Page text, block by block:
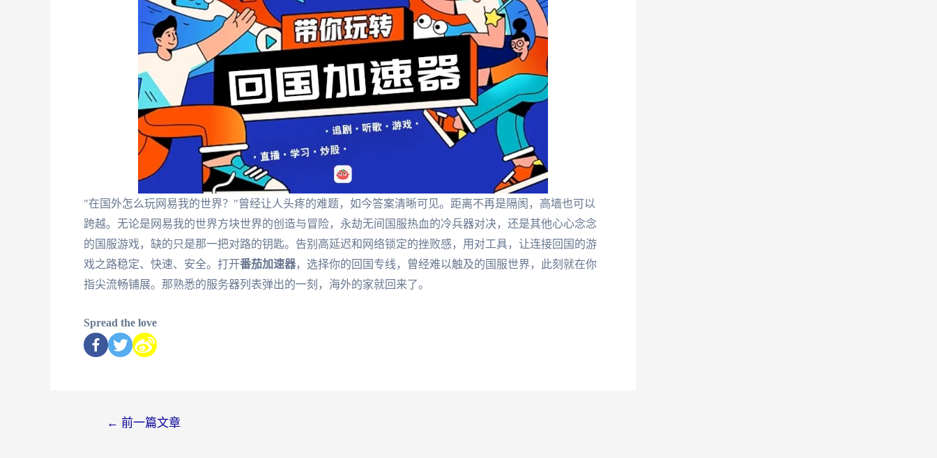
"在国外怎么玩网易我的世界？"曾经让人头疼的难题，如今答案清晰可见。距离不再是隔阂，高墙也可以
跨越。无论是网易我的世界方块世界的创造与冒险，永劫无间国服热血的冷兵器对决，还是其他心心念念
的国服游戏，缺的只是那一把对路的钥匙。告别高延迟和网络锁定的挫败感，用对工具，让连接回国的游
戏之路稳定、快速、安全。打开番茄加速器，选择你的回国专线，曾经难以触及的国服世界，此刻就在你
指尖流畅铺展。那熟悉的服务器列表弹出的一刻，海外的家就回来了。
Spread the love
← 前一篇文章